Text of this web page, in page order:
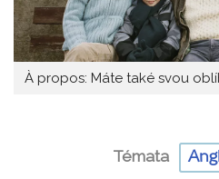
À propos: Máte také svou
Témata